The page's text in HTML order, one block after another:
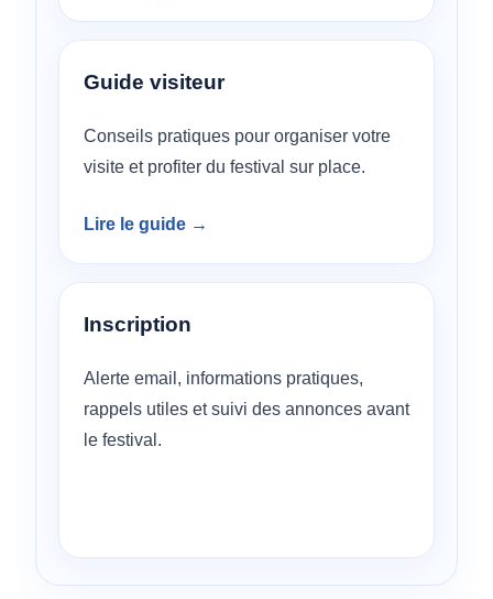
Guide visiteur
Conseils pratiques pour organiser votre
visite et profiter du festival sur place.
Lire le guide →
Inscription
Alerte email, informations pratiques,
rappels utiles et suivi des annonces avant
le festival.